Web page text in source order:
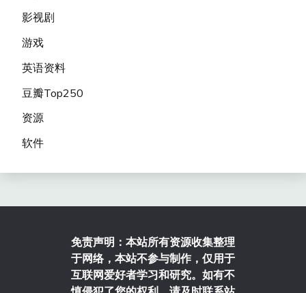
影视剧
游戏
英语资料
豆瓣Top250
资源
软件
免责声明：本站所有资源收集整理
于网络，本站不参与制作，仅用于
互联网爱好者学习和研究。如有不